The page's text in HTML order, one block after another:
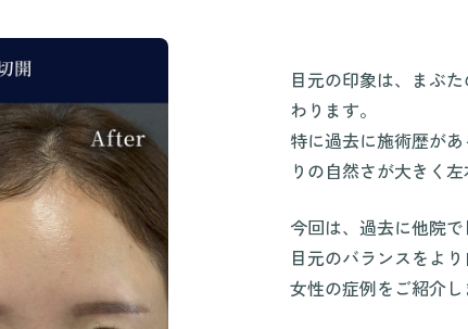
目元の印象は、まぶ
わります。
特に過去に施術歴が
りの自然さが大きく
今回は、過去に他院
目元のバランスをよ
女性の症例をご紹介